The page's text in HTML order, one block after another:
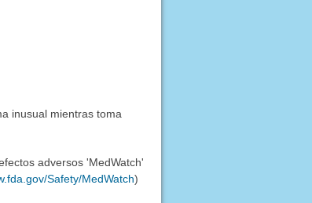
inusual mientras toma
adversos 'MedWatch'
Safety/MedWatch)